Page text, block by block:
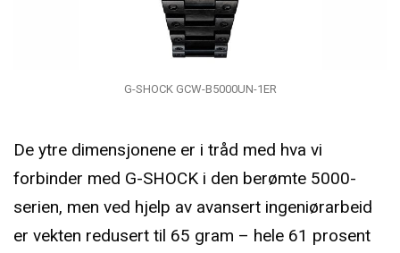
G-SHOCK GCW-B5000UN-1ER
De ytre dimensjonene er i tråd med hva vi
forbinder med G-SHOCK i den berømte 5000-
serien, men ved hjelp av avansert ingeniørarbeid
er vekten redusert til 65 gram – hele 61 prosent